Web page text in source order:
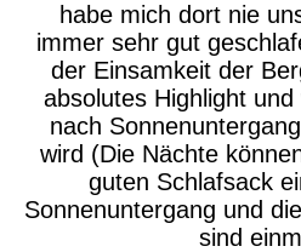
habe mich dort nie
immer sehr gut
der Einsamkeit der
absolutes Highlight
nach
wird (Die Nächte
guten Schlafsack
Sonnenuntergang und
sind